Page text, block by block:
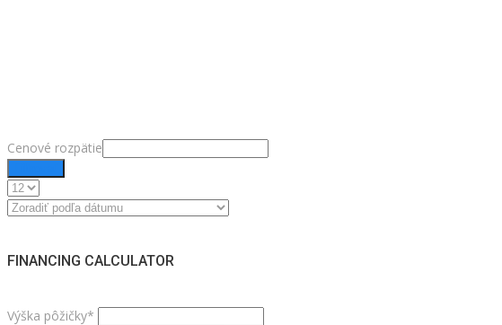
Cenové rozpätie
FINANCING CALCULATOR
Výška pôžičky*